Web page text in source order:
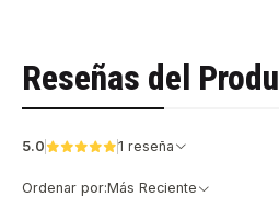
Reseñas del
5.0 1 reseña
Ordenar por:Más Reciente